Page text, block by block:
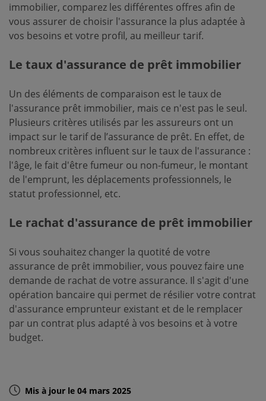
immobilier, comparez les différentes offres afin de
vous assurer de choisir l'assurance la plus adaptée à
vos besoins et votre profil, au meilleur tarif.
Le taux d'assurance de prêt immobilier
Un des éléments de comparaison est le taux de
l'assurance prêt immobilier, mais ce n'est pas le seul.
Plusieurs critères utilisés par les assureurs ont un
impact sur le tarif de l’assurance de prêt. En effet, de
nombreux critères influent sur le taux de l'assurance :
l'âge, le fait d'être fumeur ou non-fumeur, le montant
de l'emprunt, les déplacements professionnels, le
statut professionnel, etc.
Le rachat d'assurance de prêt immobilier
Si vous souhaitez changer la quotité de votre
assurance de prêt immobilier, vous pouvez faire une
demande de rachat de votre assurance. Il s'agit d'une
opération bancaire qui permet de résilier votre contrat
d'assurance emprunteur existant et de le remplacer
par un contrat plus adapté à vos besoins et à votre
budget.
Mis à jour le 04 mars 2025